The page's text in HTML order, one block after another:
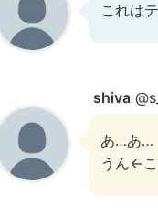
これは
shiva
あ…あ…
うん←